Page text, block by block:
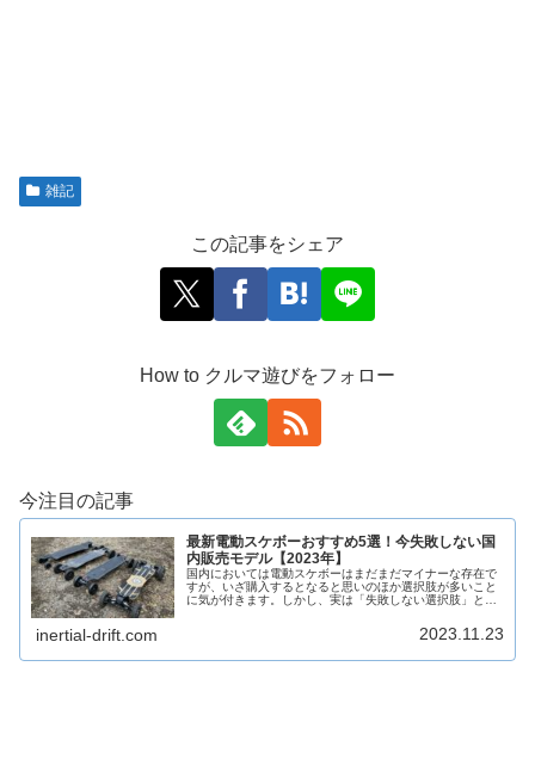
雑記
この記事をシェア
How to クルマ遊びをフォロー
今注目の記事
最新電動スケボーおすすめ5選！今失敗しない国
内販売モデル【2023年】
国内においては電動スケボーはまだまだマイナーな存在で
すが、いざ購入するとなると思いのほか選択肢が多いこと
に気が付きます。しかし、実は「失敗しない選択肢」とな
inertial-drift.com 2023.11.23